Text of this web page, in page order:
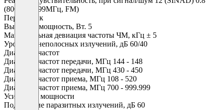
(800-999.999МГц, FМ)
Передатчик
Выходная мощность, Вт. 5
Максимальная девиация частоты ЧМ, кГц ± 5
Уровень внеполосных излучений, дБ 60/40
Диапазон частот
Диапазон частот передачи, МГц 144 - 148
Диапазон частот передачи, МГц 430 - 450
Диапазон частот приема, МГц 108 - 520
Диапазон частот приема, МГц 700 - 999.999
Усилитель мощности
Подавление паразитных излучений, дБ 60